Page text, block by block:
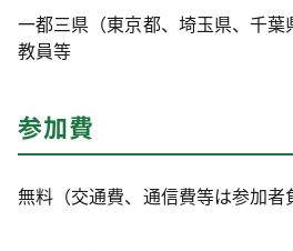
一都三県（東京都、埼玉県、千
教員等
参加費
無料（交通費、通信費等は参加者